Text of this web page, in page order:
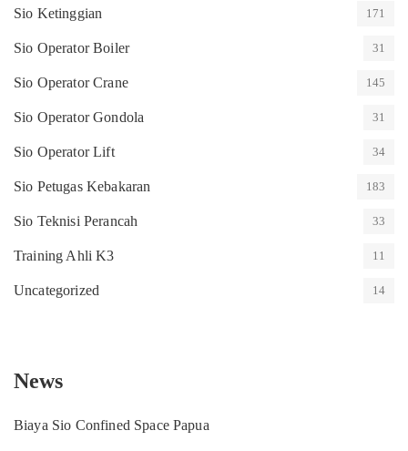
Sio Ketinggian 171
Sio Operator Boiler 31
Sio Operator Crane 145
Sio Operator Gondola 31
Sio Operator Lift 34
Sio Petugas Kebakaran 183
Sio Teknisi Perancah 33
Training Ahli K3 11
Uncategorized 14
News
Biaya Sio Confined Space Papua